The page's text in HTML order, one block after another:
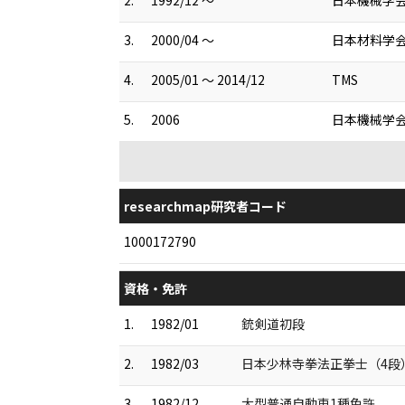
3. 2000/04 ～ 日本材料学
4. 2005/01 ～ 2014/12 TMS
5. 2006 日本機械学
researchmap研究者コード
1000172790
資格・免許
1.
1982/01 銃剣道初段
2. 1982/03 日本少林寺拳法正拳士（4段）